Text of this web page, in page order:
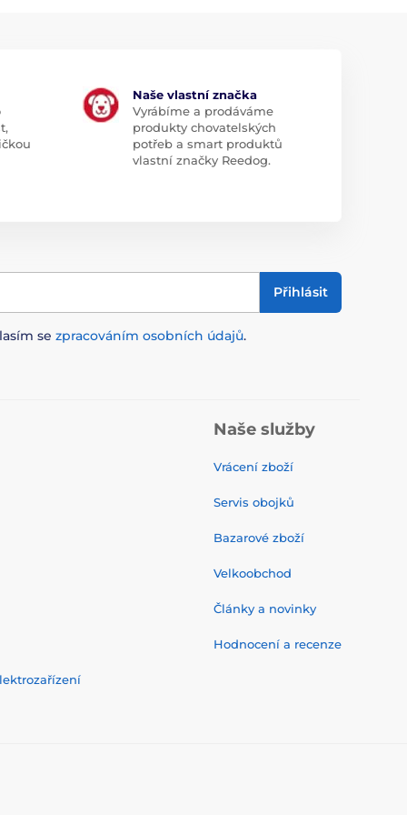
Naše vlastní značka
Vyrábíme a prodáváme
produkty chovatelských
potřeb a smart produktů
vlastní značky Reedog.
Přihlásit
se zpracováním osobních údajů.
Naše služby
Vrácení zboží
Servis obojků
Bazarové zboží
Velkoobchod
Články a novinky
Hodnocení a recenze